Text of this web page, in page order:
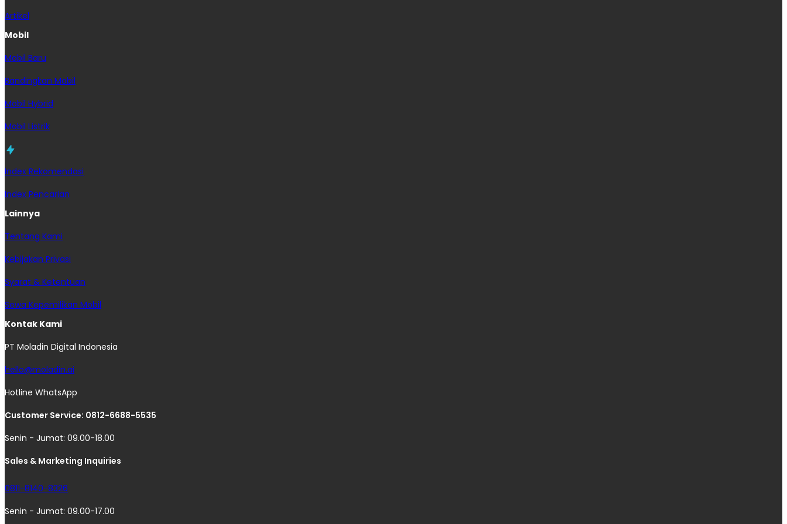
Artikel
Mobil
Mobil Baru
Bandingkan Mobil
Mobil Hybrid
Mobil Listrik
Index Rekomendasi
Index Pencarian
Lainnya
Tentang Kami
Kebijakan Privasi
Syarat & Ketentuan
Sewa Kepemilikan Mobil
Kontak Kami
PT Moladin Digital Indonesia
hello@moladin.ai
Hotline WhatsApp
Customer Service: 0812-6688-5535
Senin - Jumat: 09.00-18.00
Sales & Marketing Inquiries
0811-8140-8326
Senin - Jumat: 09.00-17.00